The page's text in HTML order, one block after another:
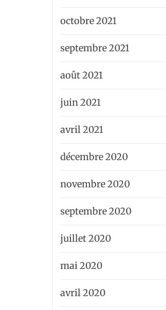
octobre 2021
septembre 2021
août 2021
juin 2021
avril 2021
décembre 2020
novembre 2020
septembre 2020
juillet 2020
mai 2020
avril 2020